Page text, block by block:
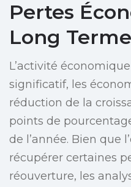
Pertes
Long Terme
L’activité
significatif, les
réduction de la
points de
de l’année. Bien que
récupérer certaines
réouverture, les